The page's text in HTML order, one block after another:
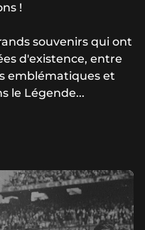
!
souvenirs qui ont
d'existence, entre
emblématiques et
le Légende...